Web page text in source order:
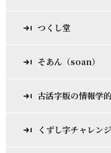
つくし堂
そあん（soan）
古活字版の情報学
くずし字チャレンジ